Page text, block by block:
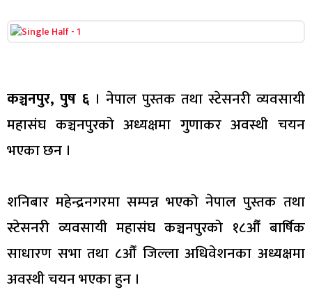
कञ्चनपुर, पुष ६ । नेपाल पुस्तक तथा स्टेसनरी व्यवसायी
महासंघ कञ्चनपुरको अध्यक्षमा गुणाकर अवस्थी चयन
भएका छन ।
शनिबार महेन्द्रनगरमा सम्पन्न भएको नेपाल पुस्तक तथा
स्टेसनरी व्यवसायी महासंघ कञ्चनपुरको १८औँ बार्षिक
साधारण सभा तथा ८औँ जिल्ला अधिवेशनका अध्यक्षमा
अवस्थी चयन भएका हुन ।